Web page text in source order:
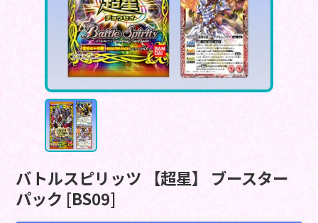
バトルスピリッツ 【超星】 ブースター
パック [BS09]